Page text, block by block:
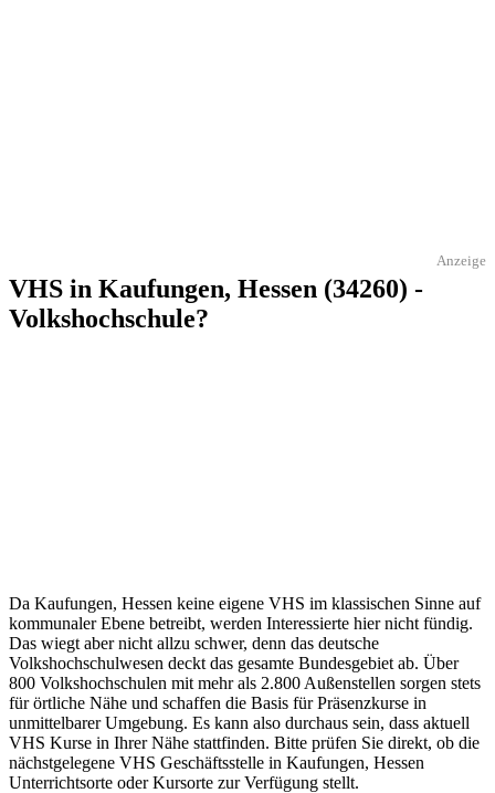
Anzeige
VHS in Kaufungen, Hessen (34260) -
Volkshochschule?
Da Kaufungen, Hessen keine eigene VHS im klassischen Sinne auf
kommunaler Ebene betreibt, werden Interessierte hier nicht fündig.
Das wiegt aber nicht allzu schwer, denn das deutsche
Volkshochschulwesen deckt das gesamte Bundesgebiet ab. Über
800 Volkshochschulen mit mehr als 2.800 Außenstellen sorgen stets
für örtliche Nähe und schaffen die Basis für Präsenzkurse in
unmittelbarer Umgebung. Es kann also durchaus sein, dass aktuell
VHS Kurse in Ihrer Nähe stattfinden. Bitte prüfen Sie direkt, ob die
nächstgelegene VHS Geschäftsstelle in Kaufungen, Hessen
Unterrichtsorte oder Kursorte zur Verfügung stellt.